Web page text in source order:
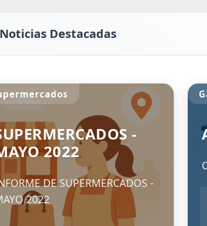
Noticias Destacadas
-
al
Empresas /
Trabajo
2º
EMPRESAS,
DE TRABAJO